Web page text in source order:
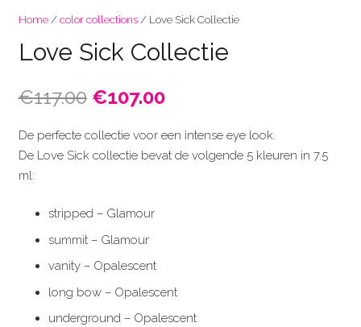
Home/color collections/ Love Sick Collectie
Love Sick Collectie
€117.00 Oorspronkelijke
was:
€117.00.
€107.00Huidige
is:
€107.00.
De perfecte collectie voor een intense eye look.
De Love Sick collectie bevat de volgende 5 kleuren in 7.5
ml:
stripped – Glamour
summit – Glamour
vanity – Opalescent
long bow – Opalescent
underground – Opalescent